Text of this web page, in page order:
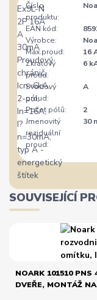
Číslo
produktu:
EAN kód:
Výrobce:
Max.proud:
16
Zkratový
proud:
6
Svodový
proud:
A
Počet pólů:
2
Jmenovitý
reziduální
proud:
30
SOUVISEJÍCÍ
NOARK 101510 PNS
DVEŘE, MONTÁŽ